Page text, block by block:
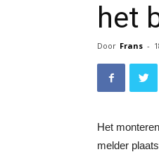
het
Door Frans -
Het
melder